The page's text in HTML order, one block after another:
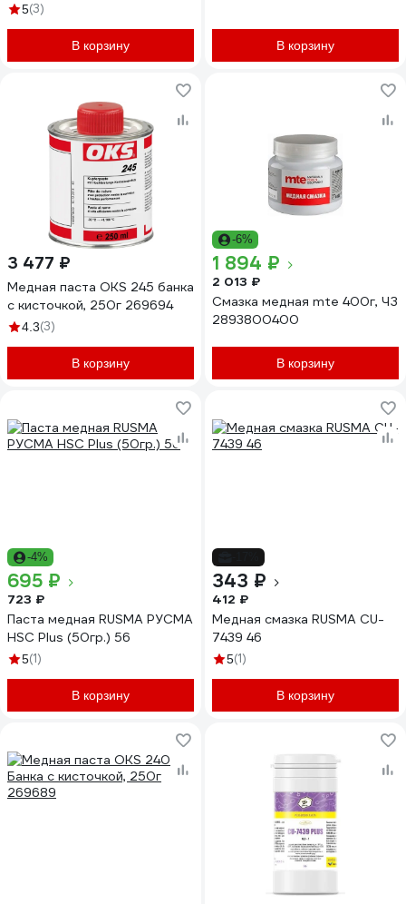
5(3)
В корзину В корзину
3 477 ₽
Медная паста OKS 245 банка
с кисточкой, 250г 269694
4.3(3)
В корзину
-6%
1 894 ₽
2 013 ₽
Смазка медная mte 400г, ЧЗ
2893800400
В корзину
-4%
695 ₽
723 ₽
Паста медная RUSMA РУСМА
HSC Plus (50гр.) 56
5(1)
В корзину
343 ₽
412 ₽
Медная смазка RUSMA CU-
7439 46
5(1)
В корзину